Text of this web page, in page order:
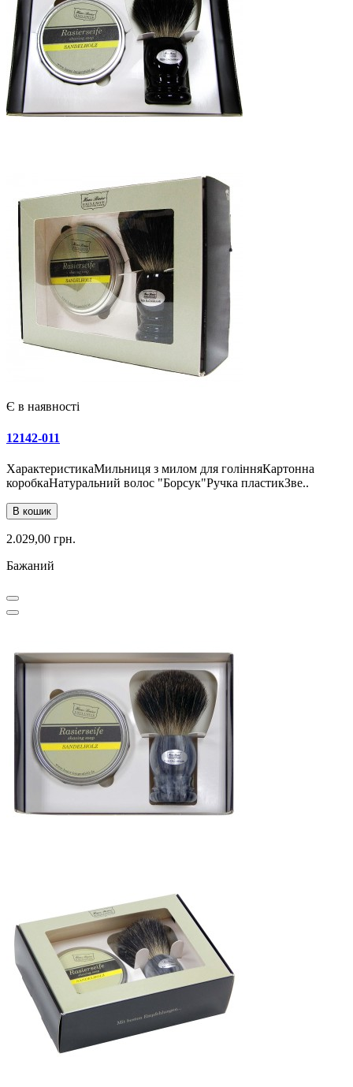
Є в наявності
12142-011
ХарактеристикаМильниця з милом для голінняКартонна
коробкаНатуральний волос "Борсук"Ручка пластикЗве..
В кошик
2.029,00 грн.
Бажаний